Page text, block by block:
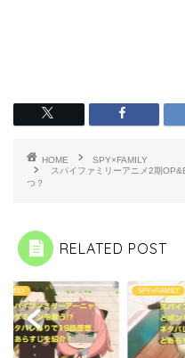
HOME
SPY×FAMILY
スパイファミリーアニメ2期
つ？
RELATED POST
SPY×FAMILY